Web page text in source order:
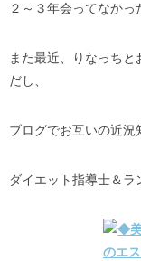
２～３年会ってなかっ
また最近、りなっち
だし、
ブログでお互いの近況
ダイエット指導士＆